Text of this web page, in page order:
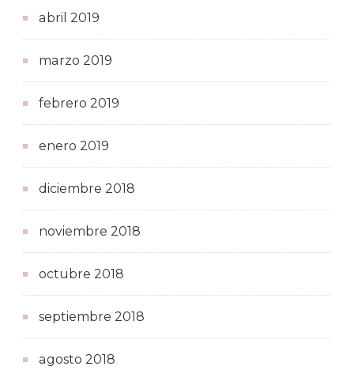
abril 2019
marzo 2019
febrero 2019
enero 2019
diciembre 2018
noviembre 2018
octubre 2018
septiembre 2018
agosto 2018